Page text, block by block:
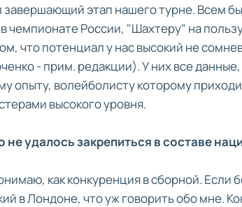
завершающий этап нашего турне. Всем
чемпионате России, "Шахтеру" на
что потенциал у нас высокий не
- прим. редакции). У них все
опыту, волейболисту которому
высокого уровня.
не удалось закрепиться в составе
как конкуренция в сборной. Если
в Лондоне, что уж говорить обо мне.